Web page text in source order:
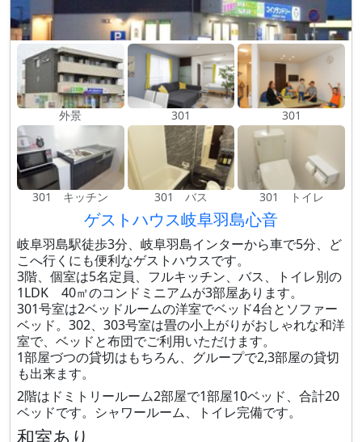
外景 301 301
301 キッチン 301 バス 301 トイレ
ゲストハウス岐阜羽島心音
岐阜羽島駅徒歩3分、岐阜羽島インターから車で5分、ど
こへ行くにも便利なゲストハウスです。
3階、個室は5名定員、フルキッチン、バス、トイレ別の
1LDK 40㎡のコンドミニアムが3部屋あります。
301号室は2ベッドルームの洋室でベッド4台とソファー
ベッド。302、303号室は畳の小上がりがおしゃれな和洋
室で、ベッドと布団でご利用いただけます。
1部屋づつの貸切はもちろん、グループで2,3部屋の貸切
も出来ます。
2階はドミトリールーム2部屋で1部屋10ベッド、合計20
ベッドです。シャワールーム、トイレ完備です。
和室あり